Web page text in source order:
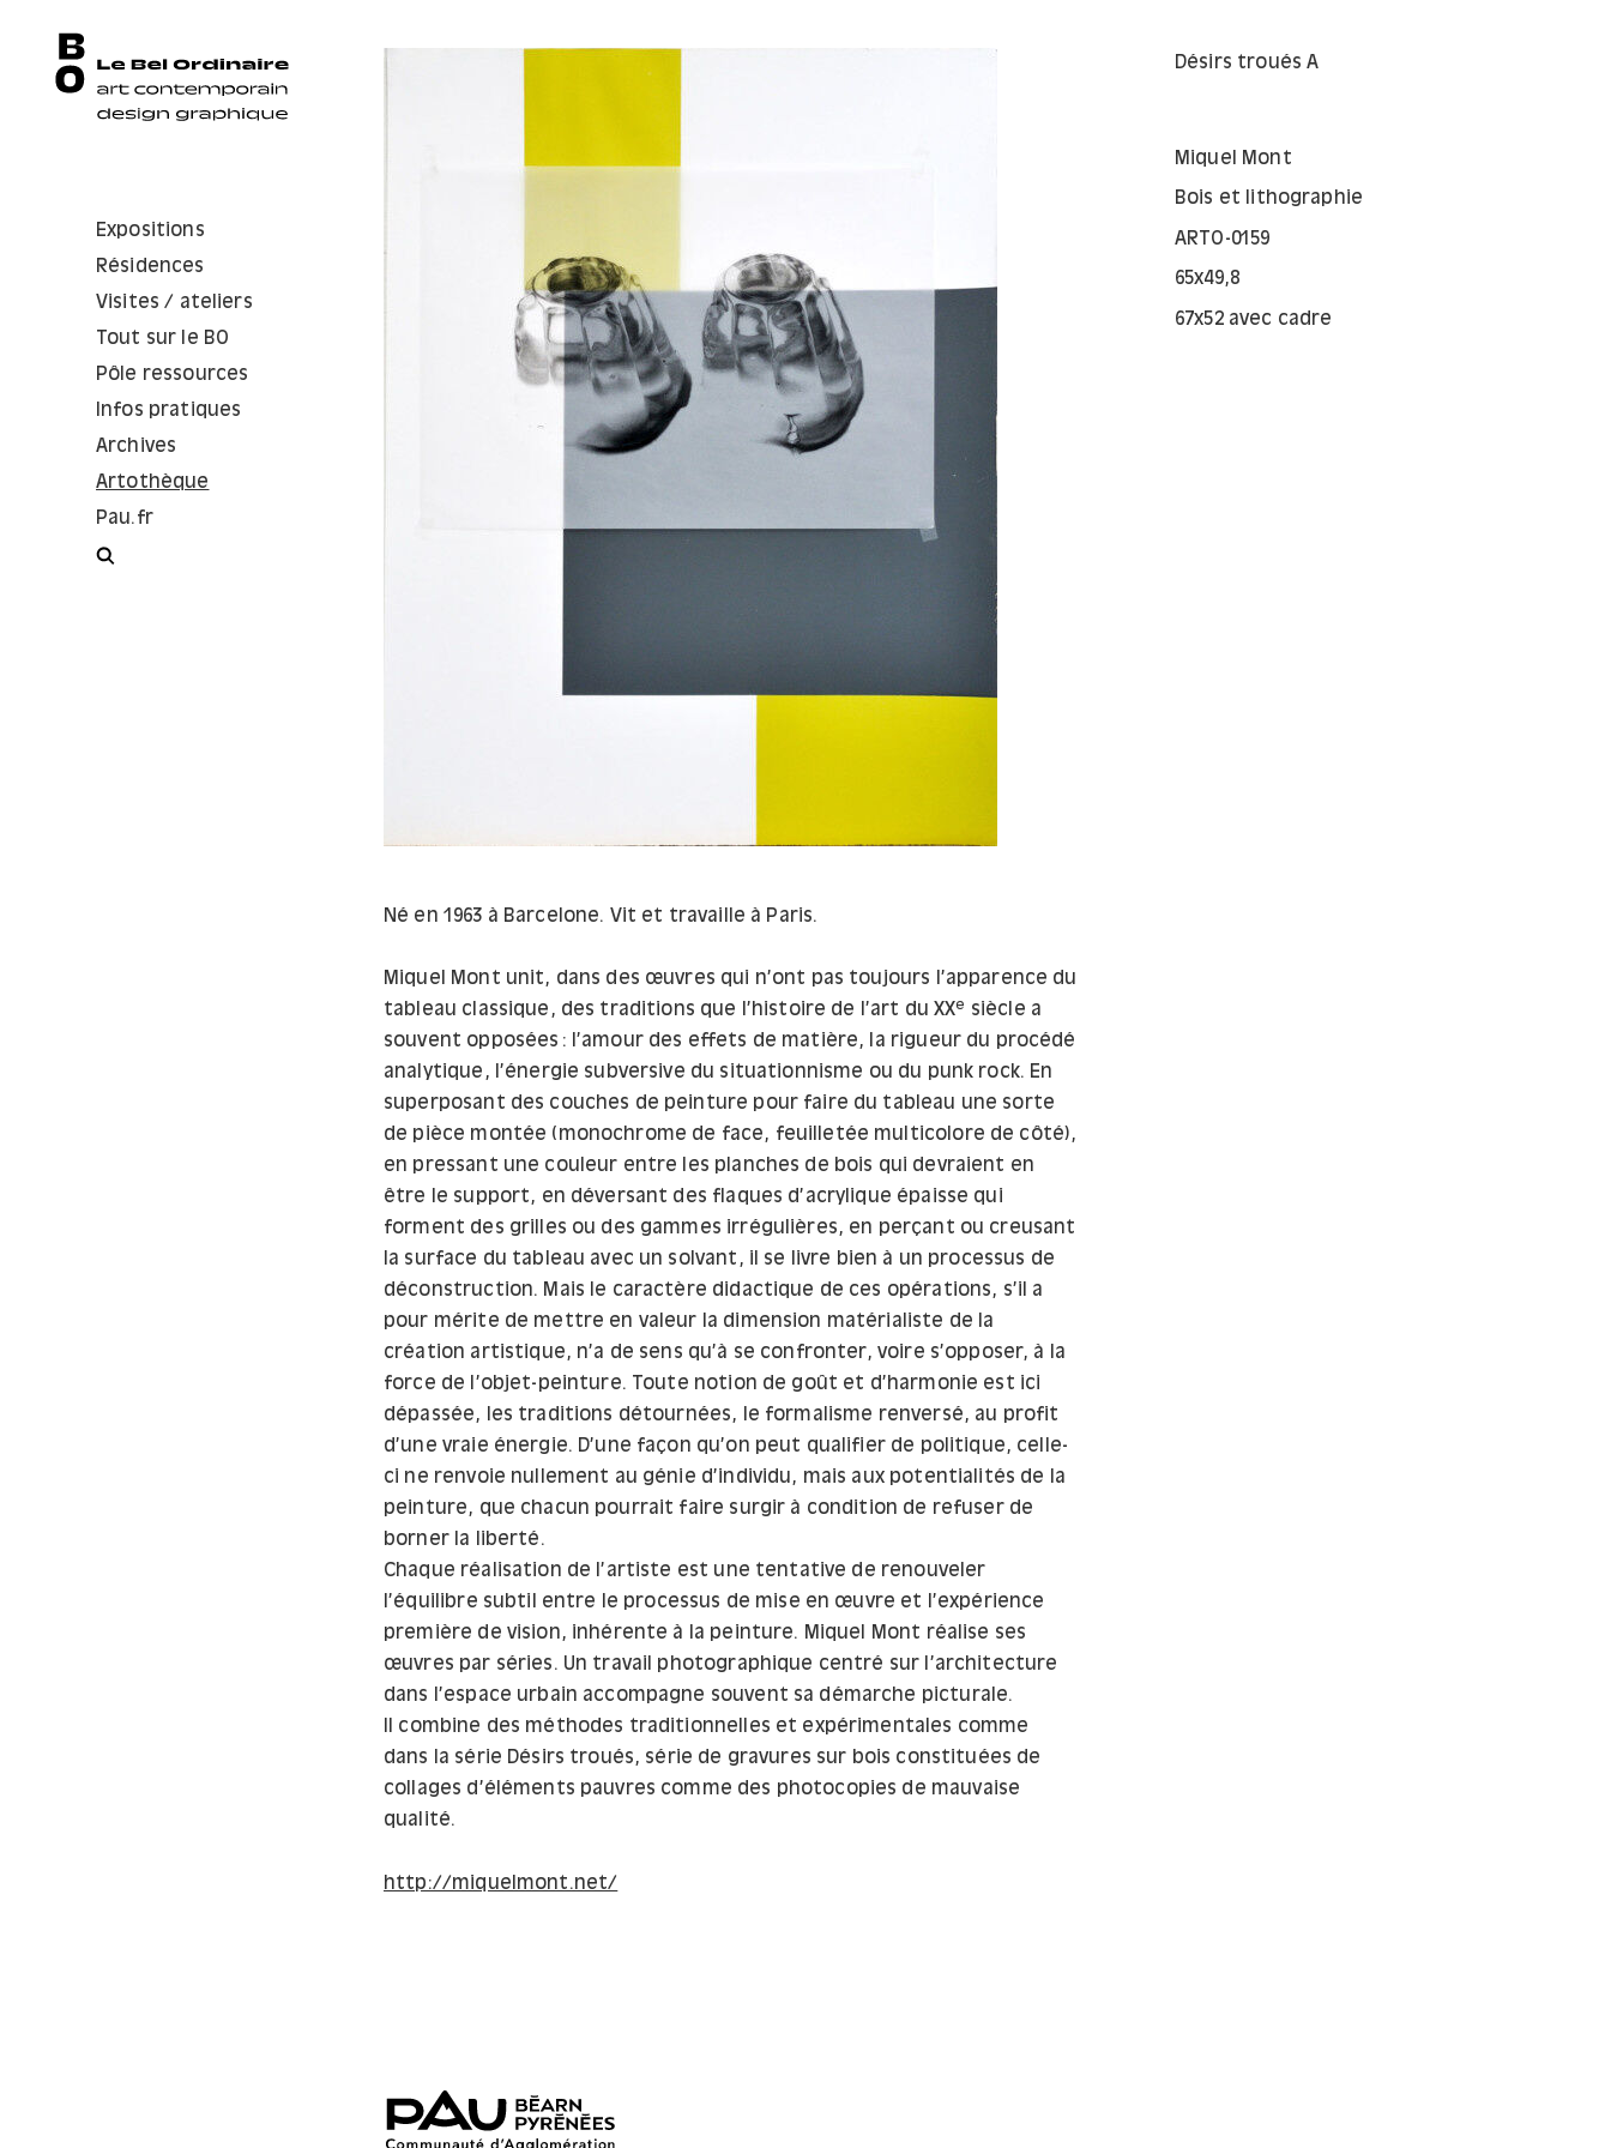
Expositions
Résidences
Visites / ateliers
Tout sur le BO
Pôle ressources
Infos pratiques
Archives
Artothèque
Pau.fr
Rechercher
Né en 1963 à Barcelone. Vit et travaille à Paris.
Miquel Mont unit, dans des œuvres qui n’ont pas toujours l’apparence du
tableau classique, des traditions que l’histoire de l’art du XXe siècle a
souvent opposées : l’amour des effets de matière, la rigueur du procédé
analytique, l’énergie subversive du situationnisme ou du punk rock. En
superposant des couches de peinture pour faire du tableau une sorte
de pièce montée (monochrome de face, feuilletée multicolore de côté),
en pressant une couleur entre les planches de bois qui devraient en
être le support, en déversant des flaques d’acrylique épaisse qui
forment des grilles ou des gammes irrégulières, en perçant ou creusant
la surface du tableau avec un solvant, il se livre bien à un processus de
déconstruction. Mais le caractère didactique de ces opérations, s’il a
pour mérite de mettre en valeur la dimension matérialiste de la
création artistique, n’a de sens qu’à se confronter, voire s’opposer, à la
force de l’objet-peinture. Toute notion de goût et d’harmonie est ici
dépassée, les traditions détournées, le formalisme renversé, au profit
d’une vraie énergie. D’une façon qu’on peut qualifier de politique, celle-
ci ne renvoie nullement au génie d’individu, mais aux potentialités de la
peinture, que chacun pourrait faire surgir à condition de refuser de
borner la liberté.
Chaque réalisation de l’artiste est une tentative de renouveler
l’équilibre subtil entre le processus de mise en œuvre et l’expérience
première de vision, inhérente à la peinture. Miquel Mont réalise ses
œuvres par séries. Un travail photographique centré sur l’architecture
dans l’espace urbain accompagne souvent sa démarche picturale.
Il combine des méthodes traditionnelles et expérimentales comme
dans la série Désirs troués, série de gravures sur bois constituées de
collages d’éléments pauvres comme des photocopies de mauvaise
qualité.
http://miquelmont.net/
Désirs troués A
Miquel Mont
Bois et lithographie
ARTO-0159
65x49,8
67x52 avec cadre